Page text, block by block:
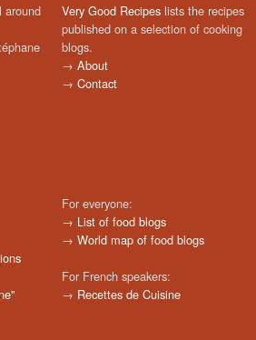
around
Very Good Recipes lists the recipes
published on a selection of cooking
blogs.
→ About
→ Contact
For everyone:
→ List of food blogs
→ World map of food blogs
For French speakers:
→ Recettes de Cuisine